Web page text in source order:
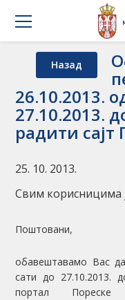
Назад
26.10.2013.
27.10.2013.
радити сајт
25. 10. 2013.
Свим корисницима
Поштовани,
обавештавамо Вас
сати до 27.10.2013.
портал Пореске